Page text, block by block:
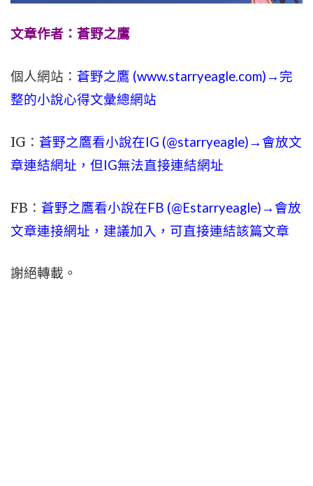
文章作者：蒼野之鷹
個人網站： 蒼野之鷹 (www.starryeagle.com)→完
整的小說心得文彙總網站
IG： 蒼野之鷹看小說在IG (@starryeagle)→會放文
章連結網址，但IG無法直接連結網址
FB： 蒼野之鷹看小說在FB (@Estarryeagle)→會放
文章連接網址，建議加入，可直接連結該篇文章
謝絕轉載。